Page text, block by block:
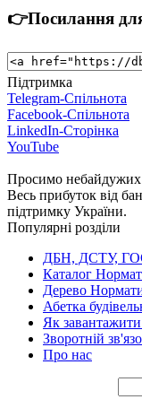
👉Посилання
Підтримка
Telegram-Спільнота
Facebook-Спільнота
LinkedIn-Сторінка
YouTube
Просимо
Весь прибуток від
підтримку України.
Популярні розділи
ДБН, ДСТУ,
Каталог
Дерево
Абетка
Як
Зворотній
Про нас